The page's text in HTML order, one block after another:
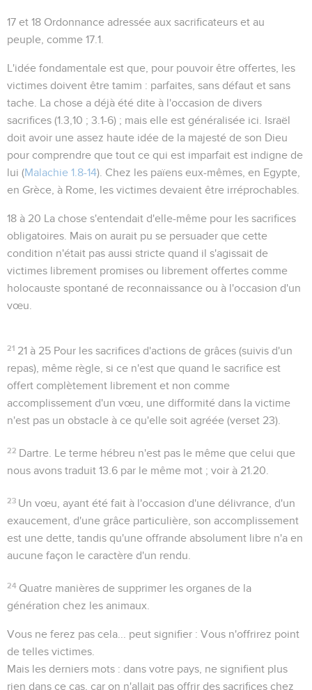
17 et 18 Ordonnance adressée aux sacrificateurs et au
peuple, comme 17.1
L'idée fondamentale est que, pour pouvoir être offertes, les
victimes doivent être tamim : parfaites , sans défaut et sans
tache. La chose a déjà été dite à l'occasion de divers
sacrifices (1.3,10 ; 3.1-6) ; mais elle est généralisée ici. Israël
doit avoir une assez haute idée de la majesté de son Dieu
pour comprendre que tout ce qui est imparfait est indigne de
lui (Malachie 1.8-14). Chez les païens eux-mêmes, en Egypte,
en Grèce, à Rome, les victimes devaient être irréprochables.
18 à 20 La chose s'entendait d'elle-même pour les sacrifices
obligatoires. Mais on aurait pu se persuader que cette
condition n'était pas aussi stricte quand il s'agissait de
victimes librement promises ou librement offertes comme
holocauste spontané de reconnaissance ou à l'occasion d'un
vœu.
21 21 à 25 Pour les sacrifices d'actions de grâces (suivis d'un
repas), même règle, si ce n'est que quand le sacrifice est
offert complètement librement et non comme
accomplissement d'un vœu, une difformité dans la victime
n'est pas un obstacle à ce qu'elle soit agréée (verset 23).
22 Dartre . Le terme hébreu n'est pas le même que celui que
nous avons traduit 13.6 par le même mot ; voir à 21.20
23 Un vœu, ayant été fait à l'occasion d'une délivrance, d'un
exaucement, d'une grâce particulière, son accomplissement
est une dette, tandis qu'une offrande absolument libre n'a en
aucune façon le caractère d'un rendu.
24 Quatre manières de supprimer les organes de la
génération chez les animaux.
Vous ne ferez pas cela...
peut signifier : Vous n'offrirez point
de telles victimes.
Mais les derniers mots : dans votre pays , ne signifient plus
rien dans ce cas, car on n'allait pas offrir des sacrifices chez